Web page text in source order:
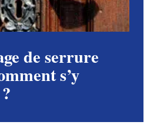
de serrure
s’y